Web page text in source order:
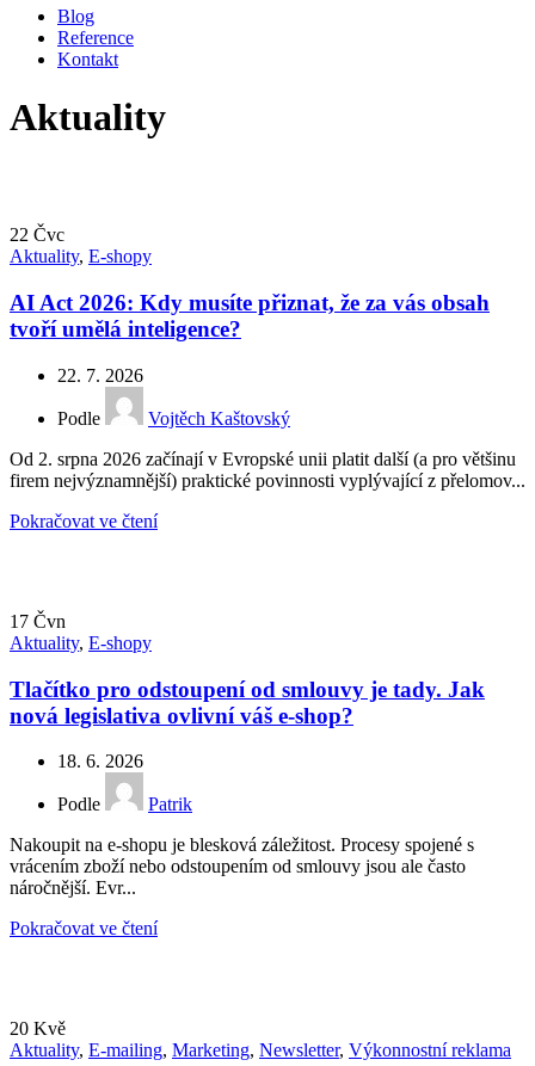
Blog
Reference
Kontakt
Aktuality
22 Čvc
Aktuality, E-shopy
AI Act 2026: Kdy musíte přiznat, že za vás obsah
tvoří umělá inteligence?
22. 7. 2026
Podle
Vojtěch Kaštovský
Od 2. srpna 2026 začínají v Evropské unii platit další (a pro většinu
firem nejvýznamnější) praktické povinnosti vyplývající z přelomov...
Pokračovat ve čtení
17 Čvn
Aktuality, E-shopy
Tlačítko pro odstoupení od smlouvy je tady. Jak
nová legislativa ovlivní váš e-shop?
18. 6. 2026
Podle
Patrik
Nakoupit na e-shopu je blesková záležitost. Procesy spojené s
vrácením zboží nebo odstoupením od smlouvy jsou ale často
náročnější. Evr...
Pokračovat ve čtení
20 Kvě
Aktuality, E-mailing, Marketing, Newsletter, Výkonnostní reklama